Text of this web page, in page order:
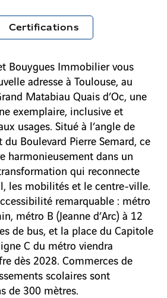
Certifications
Bouygues Immobilier vous
adresse à Toulouse, au
Matabiau Quais d’Oc, une
exemplaire, inclusive et
usages. Situé à l’angle de
du Boulevard Pierre Semard, ce
harmonieusement dans un
qui reconnecte
les mobilités et le centre-ville.
remarquable : métro
métro B (Jeanne d’Arc) à 12
de bus, et la place du Capitole
C du métro viendra
dès 2028. Commerces de
scolaires sont
de 300 mètres.